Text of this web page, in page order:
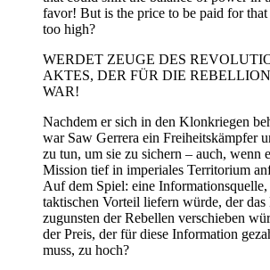
favor! But is the price to be paid for
too high?
WERDET ZEUGE DES
AKTES, DER FÜR DIE
WAR!
Nachdem er sich in den Klonkriegen
war Saw Gerrera ein Freiheitskämpfer
zu tun, um sie zu sichern – auch, wenn
Mission tief in imperiales Territorium
Auf dem Spiel: eine Informationsquelle,
taktischen Vorteil liefern würde, der das
zugunsten der Rebellen verschieben
der Preis, der für diese Information
muss, zu hoch?